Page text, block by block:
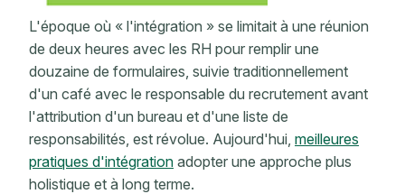
L'époque où « l'intégration » se limitait à une réunion
de deux heures avec les RH pour remplir une
douzaine de formulaires, suivie traditionnellement
d'un café avec le responsable du recrutement avant
l'attribution d'un bureau et d'une liste de
responsabilités, est révolue. Aujourd'hui, meilleures
pratiques d'intégration adopter une approche plus
holistique et à long terme.